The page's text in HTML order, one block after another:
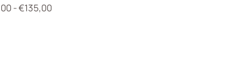
-€135,00Prijsklasse: